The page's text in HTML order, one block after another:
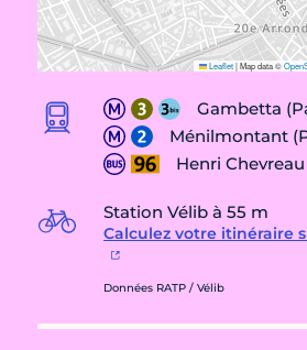
Leaflet|Map data ©
Gambetta
Ménilmontant
Henri
Station Vélib à 55 m
Calculez votre itinéraire
Données RATP / Vélib